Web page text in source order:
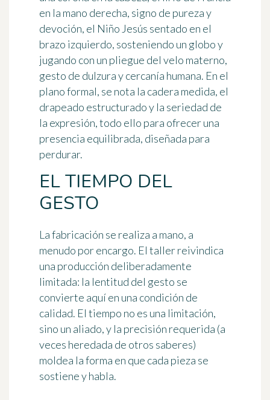
en la mano derecha, signo de pureza y
devoción, el Niño Jesús sentado en el
brazo izquierdo, sosteniendo un globo y
jugando con un pliegue del velo materno,
gesto de dulzura y cercanía humana. En el
plano formal, se nota la cadera medida, el
drapeado estructurado y la seriedad de
la expresión, todo ello para ofrecer una
presencia equilibrada, diseñada para
perdurar.
EL TIEMPO DEL
GESTO
La fabricación se realiza a mano, a
menudo por encargo. El taller reivindica
una producción deliberadamente
limitada: la lentitud del gesto se
convierte aquí en una condición de
calidad. El tiempo no es una limitación,
sino un aliado, y la precisión requerida (a
veces heredada de otros saberes)
moldea la forma en que cada pieza se
sostiene y habla.